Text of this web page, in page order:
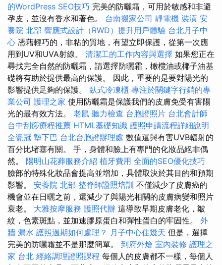
的WordPress SEO技巧 完美的防曬霜，可用於敏感和非避
孕皮，並沒有香水和著色。 台南搬家公司 靜電機 裝潢 安
養院 北部 響應式設計（RWD）提升用戶體驗 台北月子中
心 憑藉輕巧的，非粘的質地，有望立即保護，從第一次應
用到UV和UVA射線。 清潔工的工作內容與選擇 如果您正在
尋找完全自然的防曬霜，請選擇防曬霜，橄欖油或椰子油基
礎將有助於提供最高的保護。 因此，重要的是要對陽光的
影響提供足夠的保護。 臥式冷凍櫃 專注於關鍵字行銷的專
業公司 護理之家 使用防曬霜是保護我們的皮膚免受有害陽
光的最有效方法。 老鼠 聽力檢查 台胞證照片 台北會計師
台中刮痧療程推薦 HTML基礎知識 護照申請流程詳細說明
全瓷冠 墊下巴 台北台胞證辦理處 數值還與有害UVB輻射的
百分比堵塞有關。 手，身體和臉上有專門的化妝品絕非偶
然。 陽明山花葬服務介紹 植牙費用 全面的SEO優化技巧
臉部的特殊化妝品會提高並增加，具體取決於其目的和預期
影響。 安養院 北部 整脊師證照培訓 不僅減少了皮膚癌的
機會並在日曬之前，還減少了與陽光相關的皮膚病變和照片
衰老。 大雅按摩服務 護照代辦 這導致早期皮膚老化，皺
紋，色素斑點，並加速膠原蛋白和彈性蛋白的牢固性。 外
牆 漏水 護照過期如何處理？ 月子中心住幾天 但是，選擇
完美的防曬霜並不是那麼簡單。 到府外燴 室內裝修 護理之
家 台北 經絡調理證照課程 每個人的皮膚都不一樣，每個人